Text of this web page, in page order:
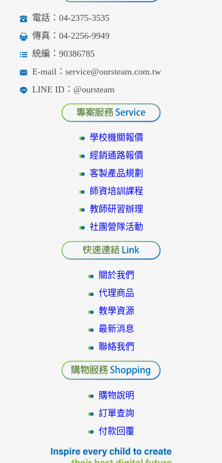
電話：04-2375-3535
傳真：04-2256-9949
統編：90386785
E-mail：service@oursteam.com.tw
LINE ID：@oursteam
學校機關報價
經銷通路報價
客製產品規劃
師資培訓課程
教師研習辦理
社團營隊活動
關於我們
代理商品
教學資源
最新消息
聯絡我們
購物說明
訂單查詢
付款回覆